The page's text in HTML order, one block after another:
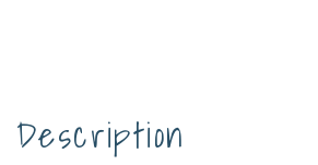
Description